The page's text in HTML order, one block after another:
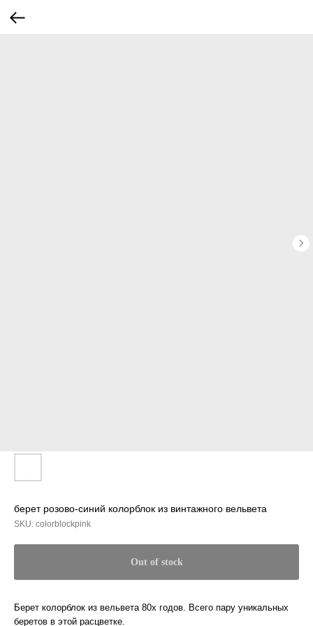
берет розово-синий колорблок из винтажного вельвета
SKU: colorblockpink
Out of stock
Берет колорблок из вельвета 80х годов. Всего пару уникальных
беретов в этой расцветке.